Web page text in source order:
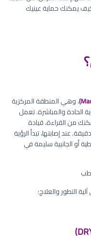
يمكنك حماية عينيك
، وهي المنطقة المركزية
الحادة والمباشرة. تعمل
من القراءة، قيادة
عند إصابتها، تبدأ الرؤية
أو الجانبية سليمة في
التطور والعلاج: